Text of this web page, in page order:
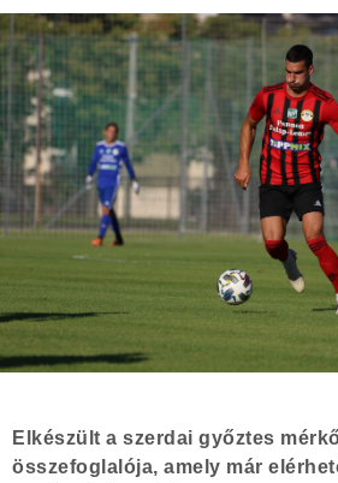
Elkészült a szerdai győztes
összefoglalója, amely már